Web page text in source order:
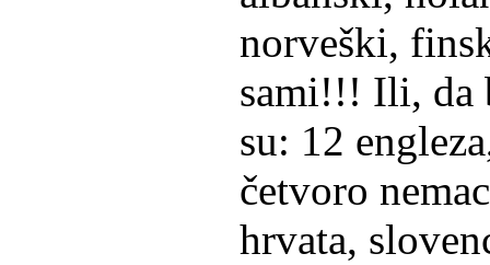
norveški,
sami!!! Ili, da
su: 12
četvoro
hrvata,